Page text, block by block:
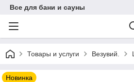
Все для бани и сауны
Товары и услуги Везувий.
Новинка